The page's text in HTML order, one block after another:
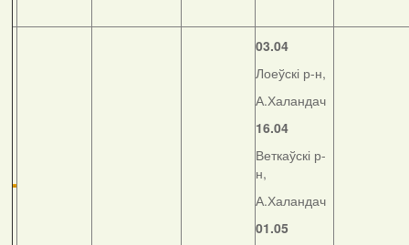
03.04
Лоеўскі р-н,
А.Халандач
16.04
Веткаўскі р-
н,
А.Халандач
01.05